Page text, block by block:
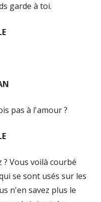
garde à toi.
pas à l'amour ?
? Vous voilà courbé
se sont usés sur les
n'en savez plus le